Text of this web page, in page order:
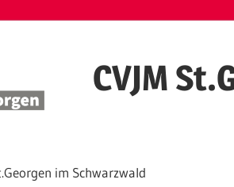
CVJM
im Schwarzwald